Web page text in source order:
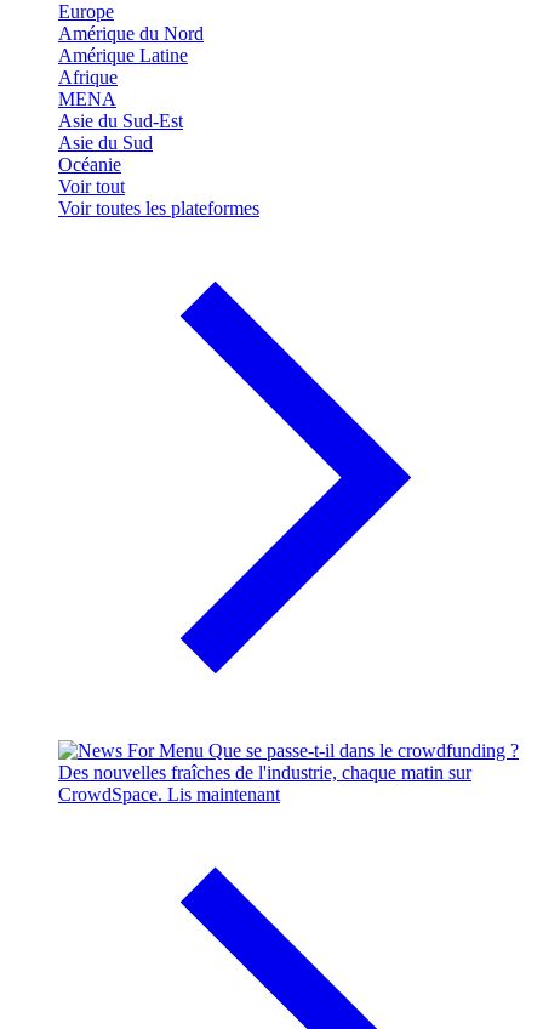
Europe
Amérique du Nord
Amérique Latine
Afrique
MENA
Asie du Sud-Est
Asie du Sud
Océanie
Voir tout
Voir toutes les plateformes
Que se passe-t-il dans le crowdfunding ?
Des nouvelles fraîches de l'industrie, chaque matin sur
CrowdSpace. Lis maintenant